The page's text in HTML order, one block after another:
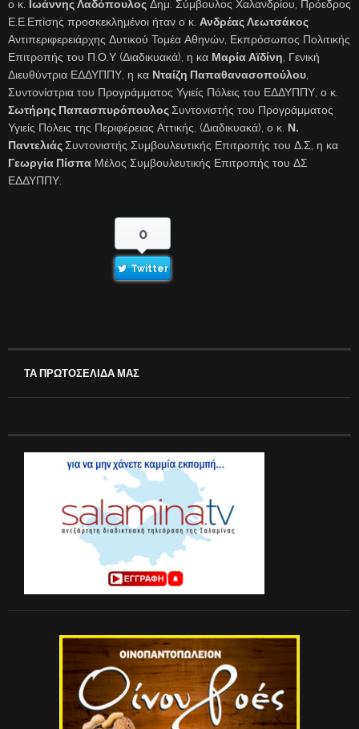
ο κ. Ιωάννης Λαδόπουλος Δημ. Σύμβουλος Χαλανδρίου, Πρόεδρος
Ε.Ε.Επίσης προσκεκλημένοι ήταν ο κ. Ανδρέας Λεωτσάκος
Αντιπεριφερειάρχης Δυτικού Τομέα Αθηνών, Εκπρόσωπος Πολιτικής
Επιτροπής του Π.Ο.Υ (Διαδικυακά), η κα Μαρία Αϊδίνη , Γενική
Διευθύντρια ΕΔΔΥΠΠΥ, η κα Νταίζη Παπαθανασοπούλου
Συντονίστρια του Προγράμματος Υγιείς Πόλεις του ΕΔΔΥΠΠΥ, ο κ.
Σωτήρης ΠαπασπυρόπουλοςΣυντονιστής του Προγράμματος
Υγιείς Πόλεις της Περιφέρειας Αττικής, (Διαδικυακά), ο κ. Ν.
ΠαντελιάςΣυντονιστής Συμβουλευτικής Επιτροπής του Δ.Σ, η κα
Γεωργία Πίσπα Μέλος Συμβουλευτικής Επιτροπής του ΔΣ
ΕΔΔΥΠΠΥ.
0
Twitter
ΤΑ ΠΡΩΤΟΣΕΛΙΔΑ ΜΑΣ